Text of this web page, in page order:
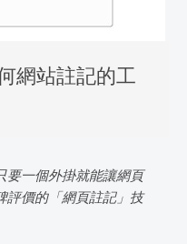
網站註記的工
要一個外掛就能讓網頁
評價的「網頁註記」技